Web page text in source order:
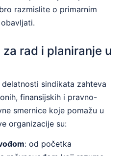
razmislite o primarnim
rad i planiranje u
sindikata zahteva
finansijskih i pravno-
smernice koje pomažu u
organizacije su:
: od početka